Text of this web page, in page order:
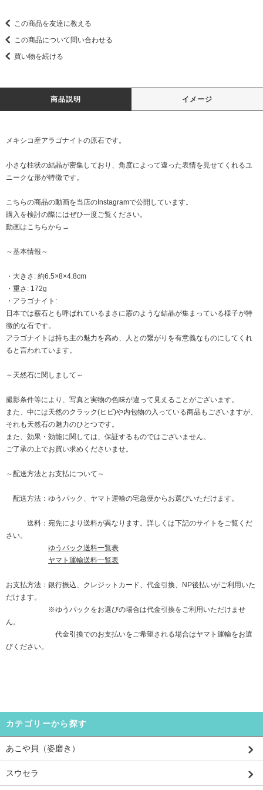
この商品を友達に教える
この商品について問い合わせる
買い物を続ける
商品説明 イメージ
メキシコ産アラゴナイトの原石です。
小さな柱状の結晶が密集しており、角度によって違った表情を見せてくれるユ
ニークな形が特徴です。
こちらの商品の動画を当店のInstagramで公開しています。
購入を検討の際にはぜひ一度ご覧ください。
動画はこちらから→
～基本情報～
・大きさ: 約6.5×8×4.8cm
・重さ: 172g
・アラゴナイト:
日本では霰石とも呼ばれているまさに霰のような結晶が集まっている様子が特
徴的な石です。
アラゴナイトは持ち主の魅力を高め、人との繋がりを有意義なものにしてくれ
ると言われています。
～天然石に関しまして～
撮影条件等により、写真と実物の色味が違って見えることがございます。
また、中には天然のクラック(ヒビ)や内包物の入っている商品もございますが、
それも天然石の魅力のひとつです。
また、効果・効能に関しては、保証するものではございません。
ご了承の上でお買い求めくださいませ。
～配送方法とお支払について～
配送方法：ゆうパック、ヤマト運輸の宅急便からお選びいただけます。
送料：宛先により送料が異なります。詳しくは下記のサイトをご覧くだ
さい。
ゆうパック送料一覧表
ヤマト運輸送料一覧表
お支払方法：銀行振込、クレジットカード、代金引換、NP後払いがご利用いた
だけます。
※ゆうパックをお選びの場合は代金引換をご利用いただけませ
ん。
代金引換でのお支払いをご希望される場合はヤマト運輸をお選
びください。
カテゴリーから探す
あこや貝（姿磨き）
スウセラ